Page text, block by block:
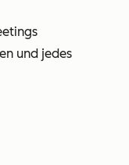
und jedes